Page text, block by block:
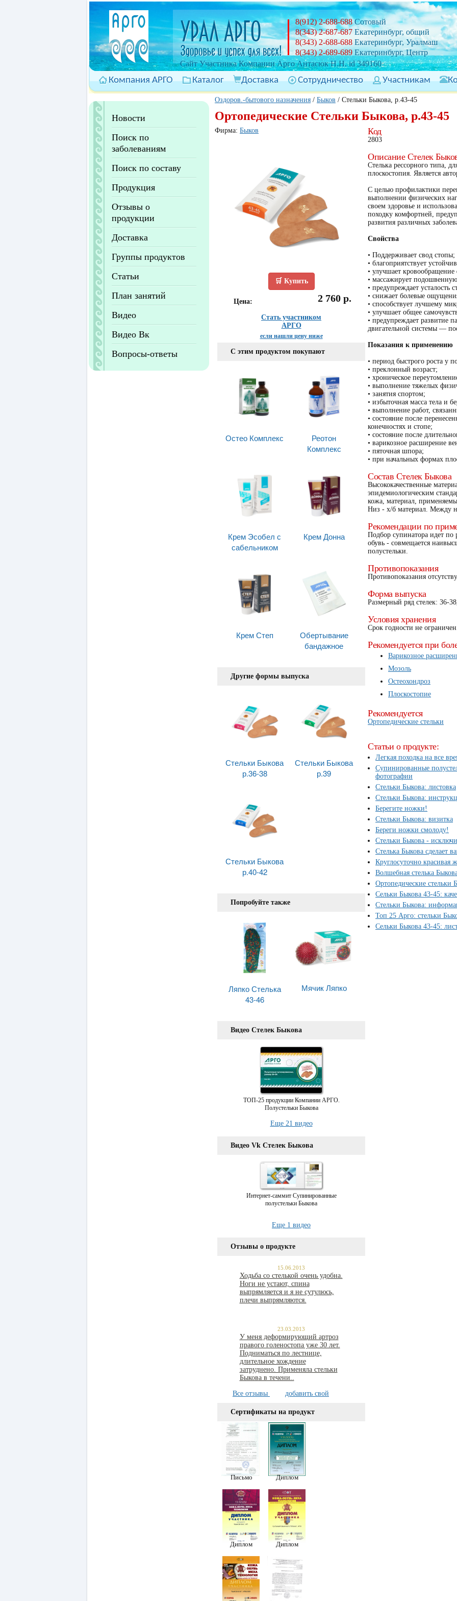
Cайт Участника Компании Арго Антасюк Н.Н. id 349160
8(912) 2-688-688Сотовый
8(343) 2-687-687 Екатеринбург, общий
8(343) 2-688-688 Екатеринбург, Уралмаш
8(343) 2-689-689 Екатеринбург, Центр
Компания АРГО Каталог Доставка Сотрудничество Участникам
Новости
Поиск по
заболеваниям
Поиск по составу
Продукция
Отзывы о
продукции
Доставка
Группы продуктов
Статьи
План занятий
Видео
Видео Вк
Вопросы-ответы
Оздоров.-бытового назначения / Быков / Стельки Быкова, р.43-45
Ортопедические Стельки Быкова, р.43-45
Фирма: Быков
🛒 Купить
Цена: 2 760 р.
Стать участником
АРГО
если нашли цену ниже
С этим продуктом покупают
Остео Комплекс
Реотон
Комплекс
Крем Эсобел с
сабельником
Крем Донна
Крем Степ
Обертывание
бандажное
Другие формы выпуска
Стельки Быкова
р.36-38
Стельки Быкова
р.39
Стельки Быкова
р.40-42
Попробуйте также
Ляпко Стелька
43-46
Мячик Ляпко
Видео Стелек Быкова
ТОП-25 продукции Компании АРГО.
Полустельки Быкова
Еще 21 видео
Видео Vk Стелек Быкова
Интернет-саммит Супинированные
полустельки Быкова
Еще 1 видео
Отзывы о продукте
15.06.2013
Ходьба со стелькой очень удобна.
Ноги не устают, спина
выпрямляется и я не сутулюсь,
плечи выпрямляются.
23.03.2013
У меня деформирующий артроз
правого голеностопа уже 30 лет.
Подниматься по лестнице,
длительное хождение
затруднено. Применяла стельки
Быкова в течени..
Все отзывы добавить свой
Сертификаты на продукт
Письмо Диплом
Диплом Диплом
Код
2803
Описание Стелек
Стелька рессорного типа,
плоскостопия. Является
C целью профилактики
выполнении физических
своем здоровье и
походку комфортней,
развития различных
Свойства
• Поддерживает свод стопы;
• благоприятствует
• улучшает кровообращение
• массажирует
• предупреждает усталость
• снижает болевые
• способствует лучшему
• улучшает общее
• предупреждает развитие
двигательной системы —
Показания к применению
• период быстрого роста у
• преклонный возраст;
• хроническое
• выполнение тяжелых
• занятия спортом;
• избыточная масса тела и
• выполнение работ,
• состояние после
конечностях и стопе;
• состояние после
• варикозное расширение
• пяточная шпора;
• при начальных формах
Состав Стелек Быкова
Высококачественные
эпидемиологическим
кожа, материал,
Низ - х/б материал. Между
Рекомендации по
Подбор супинатора идет по
обувь - совмещается
полустельки.
Противопоказания
Противопоказания
Форма выпуска
Размерный ряд стелек: 36-
Условия хранения
Срок годности не
Рекомендуется при
Варикозное
Мозоль
Остеохондроз
Плоскостопие
Рекомендуется
Ортопедические стельки
Статьи о продукте:
Легкая походка на все
Супинированные
фотографии
Стельки Быкова: листовка
Стельки Быкова:
Берегите ножки!
Стельки Быкова: визитка
Береги ножки смолоду!
Стельки Быкова -
Стелька Быкова сделает
Круглосуточно красивая
Волшебная стелька
Ортопедические стельки
Сельки Быкова 43-45:
Стельки Быкова:
Топ 25 Арго: стельки
Сельки Быкова 43-45: